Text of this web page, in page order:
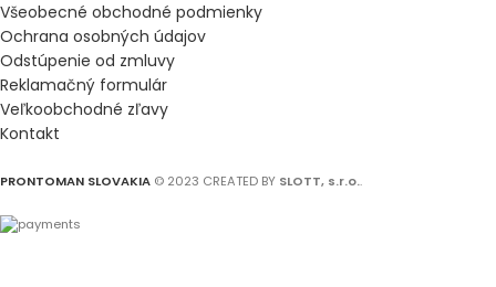
Všeobecné obchodné podmienky
Ochrana osobných údajov
Odstúpenie od zmluvy
Reklamačný formulár
Veľkoobchodné zľavy
Kontakt
PRONTOMAN SLOVAKIA © 2023 CREATED BY SLOTT, s.r.o..